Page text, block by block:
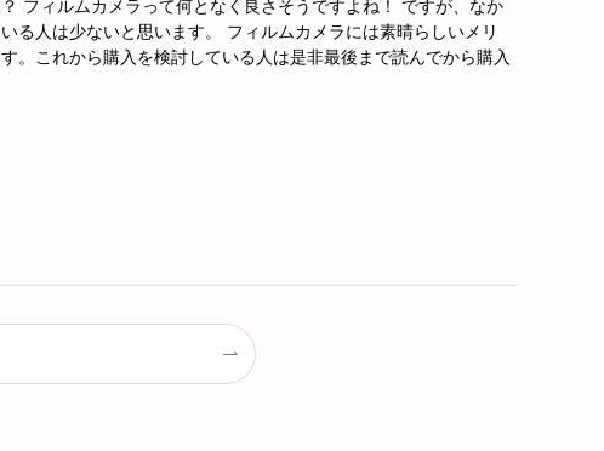
フィルムカメラって何となく良さそうですよね！ ですが、なか
る人は少ないと思います。 フィルムカメラには素晴らしいメリ
。これから購入を検討している人は是非最後まで読んでから購入